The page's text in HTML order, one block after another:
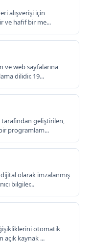
alışverişi için
ve hafif bir me...
ve web sayfalarına
dilidir. 19...
tarafından geliştirilen,
programlam...
dijital olarak imzalanmış
bilgiler...
otomatik
açık kaynak ...